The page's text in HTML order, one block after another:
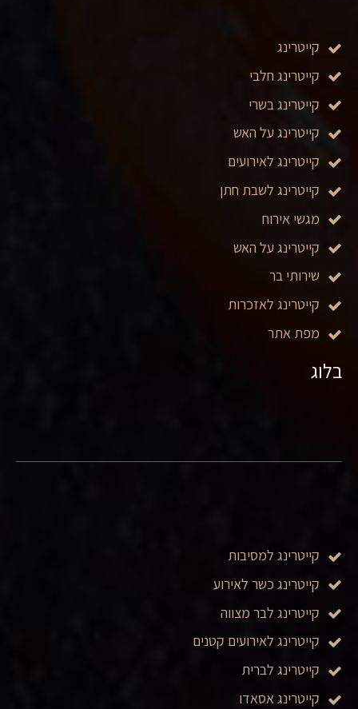
בלוג
קייטרינג למסיבות
קייטרינג כשר לאירוע
קייטרינג לבר מצווה
קייטרינג לאירועים קטנים
קייטרינג לברית
קייטרינג אסאדו
קייטרינג
קייטרינג חלבי
קייטרינג בשרי
קייטרינג על האש
קייטרינג לאירועים
קייטרינג לשבת חתן
מגשי אירוח
קייטרינג על האש
שירותי בר
קייטרינג לאזכרות
מפת אתר